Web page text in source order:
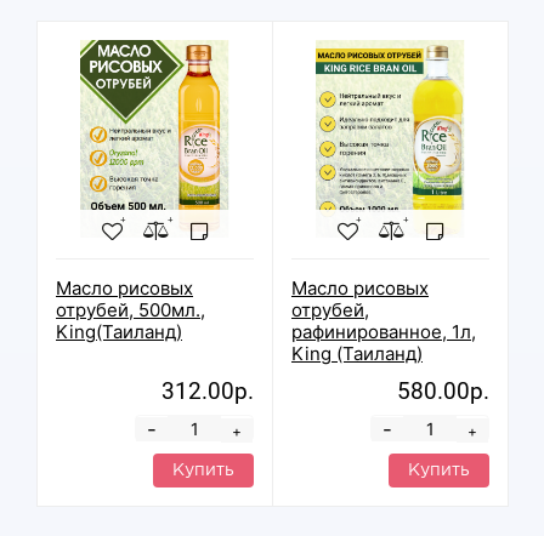
Масло рисовых
отрубей, 500мл.,
King(Таиланд)
312.00р.
+
-
Купить
Масло рисовых
отрубей,
рафинированное, 1л,
King (Таиланд)
580.00р.
+
-
Купить